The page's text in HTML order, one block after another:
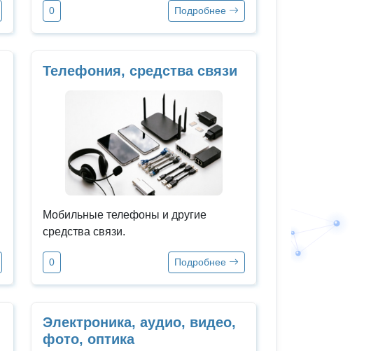
0 Подробнее
Телефония, средства связи
Мобильные телефоны и другие
средства связи.
0 Подробнее
Электроника, аудио, видео,
фото, оптика